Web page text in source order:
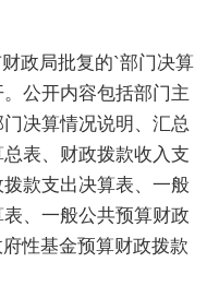
政局批复的`部门决算
公开内容包括部门主
决算情况说明、汇总
表、财政拨款收入支
款支出决算表、一般
、一般公共预算财政
性基金预算财政拨款